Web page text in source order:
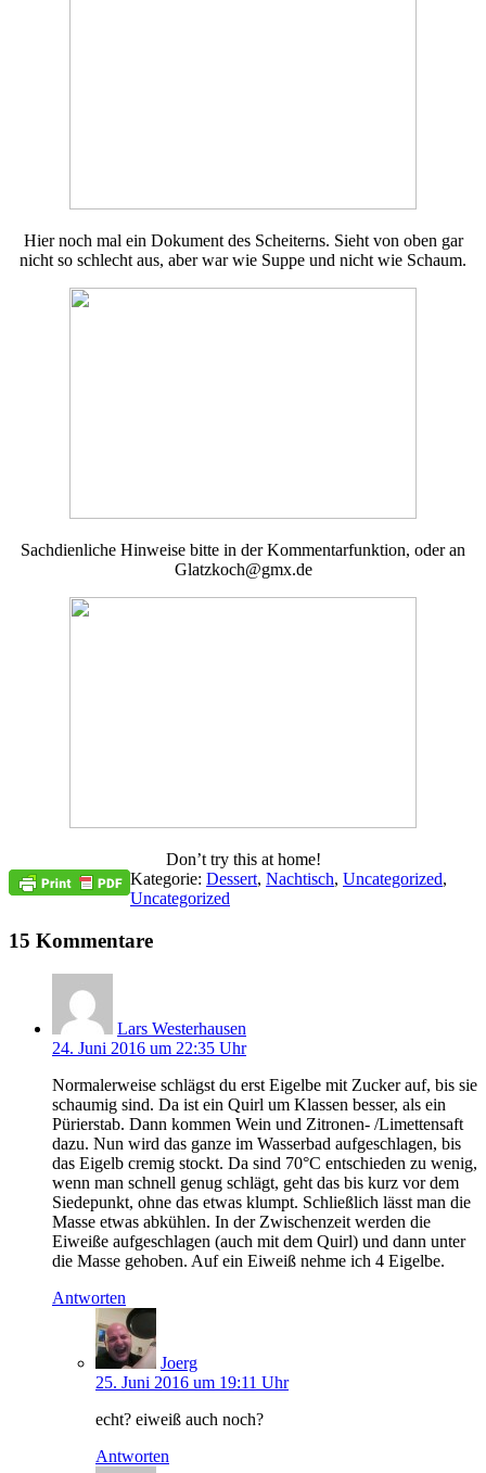
Hier noch mal ein Dokument des Scheiterns. Sieht von oben gar
nicht so schlecht aus, aber war wie Suppe und nicht wie Schaum.
Sachdienliche Hinweise bitte in der Kommentarfunktion, oder an
Glatzkoch@gmx.de
Don’t try this at home!
Kategorie: Dessert, Nachtisch, Uncategorized,
Uncategorized
15 Kommentare
Lars Westerhausen
24. Juni 2016 um 22:35 Uhr
Normalerweise schlägst du erst Eigelbe mit Zucker auf, bis sie
schaumig sind. Da ist ein Quirl um Klassen besser, als ein
Pürierstab. Dann kommen Wein und Zitronen- /Limettensaft
dazu. Nun wird das ganze im Wasserbad aufgeschlagen, bis
das Eigelb cremig stockt. Da sind 70°C entschieden zu wenig,
wenn man schnell genug schlägt, geht das bis kurz vor dem
Siedepunkt, ohne das etwas klumpt. Schließlich lässt man die
Masse etwas abkühlen. In der Zwischenzeit werden die
Eiweiße aufgeschlagen (auch mit dem Quirl) und dann unter
die Masse gehoben. Auf ein Eiweiß nehme ich 4 Eigelbe.
Antworten
Joerg
25. Juni 2016 um 19:11 Uhr
echt? eiweiß auch noch?
Antworten